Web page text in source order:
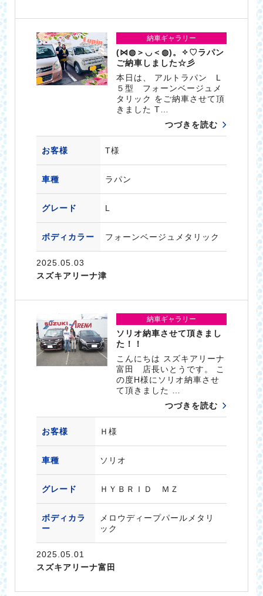
納車ギャラリー
(⋈◍＞◡＜◍)。✧♡ラパン
ご納車しました☆彡
本日は、 アルトラパン L
５型 フォーンベージュメ
タリック をご納車させて頂
きました T…
つづきを読む
お客様 T様
車種 ラパン
グレード L
ボディカラー フォーンベージュメタリック
2025.05.03
スズキアリーナ津
納車ギャラリー
ソリオ納車させて頂きまし
た！！
こんにちは スズキアリーナ
富田 店長いとうです。 こ
の度H様にソリオ納車させ
て頂きました …
つづきを読む
お客様 Ｈ様
車種 ソリオ
グレード ＨＹＢＲＩＤ ＭＺ
ボディカラ
ー
メロウディープパールメタリ
ック
2025.05.01
スズキアリーナ富田